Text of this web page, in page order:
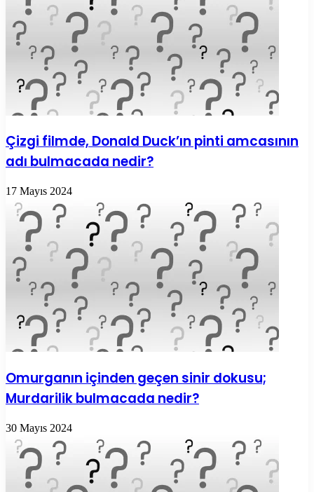
Çizgi filmde, Donald Duck’ın pinti amcasının
adı bulmacada nedir?
17 Mayıs 2024
Omurganın içinden geçen sinir dokusu;
Murdarilik bulmacada nedir?
30 Mayıs 2024